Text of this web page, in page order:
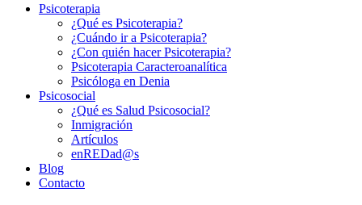
Psicoterapia
¿Qué es Psicoterapia?
¿Cuándo ir a Psicoterapia?
¿Con quién hacer Psicoterapia?
Psicoterapia Caracteroanalítica
Psicóloga en Denia
Psicosocial
¿Qué es Salud Psicosocial?
Inmigración
Artículos
enREDad@s
Blog
Contacto